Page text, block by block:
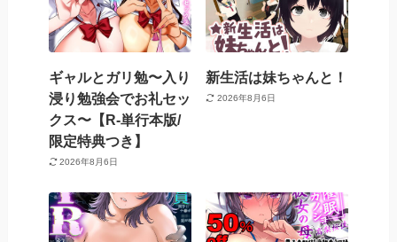
ギャルとガリ勉〜入り
浸り勉強会でお礼セッ
クス〜【R-単行本版/
限定特典つき】
2026年8月6日
新生活は妹ちゃんと！
2026年8月6日